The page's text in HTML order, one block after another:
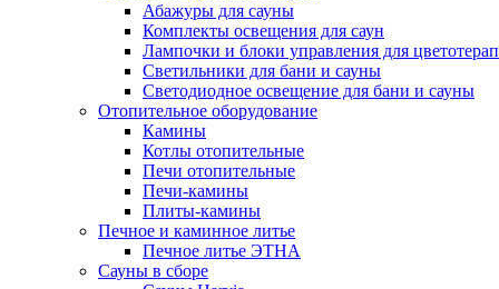
Абажуры для сауны
Комплекты освещения для саун
Лампочки и блоки управления для
Светильники для бани и сауны
Светодиодное освещение для бани и сауны
Отопительное оборудование
Камины
Котлы отопительные
Печи отопительные
Печи-камины
Плиты-камины
Печное и каминное литье
Печное литье ЭТНА
Сауны в сборе